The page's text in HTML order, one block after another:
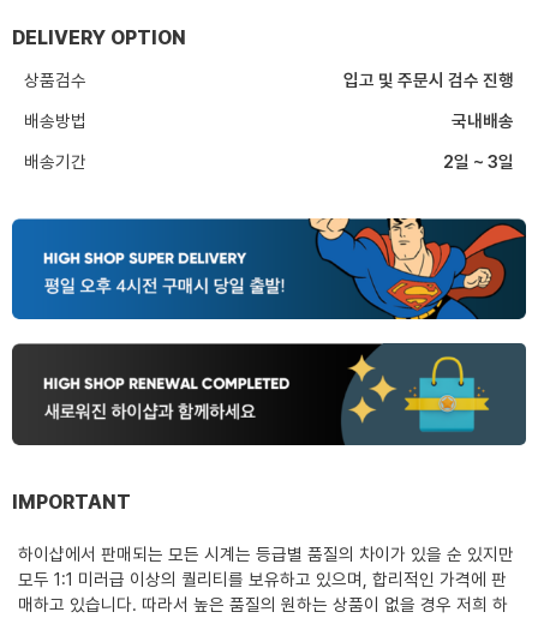
DELIVERY OPTION
상품검수
입고 및 주문시 검수 진행
배송방법
국내배송
배송기간
2일 ~ 3일
IMPORTANT
하이샵에서 판매되는 모든 시계는 등급별 품질의 차이가 있을 순 있지만
모두 1:1 미러급 이상의 퀄리티를 보유하고 있으며, 합리적인 가격에 판
매하고 있습니다. 따라서 높은 품질의 원하는 상품이 없을 경우 저희 하